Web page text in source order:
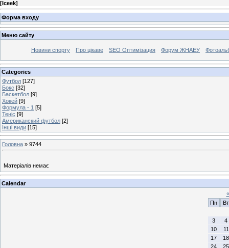
[Iceek]
Форма входу
Меню сайту
Новини спорту Про цікаве SEO Оптимізация Форум ЖНАЕУ
Categories
Футбол [127]
Бокс [32]
Баскетбол [9]
Хокей [9]
Формула - 1 [5]
Теніс [9]
Американский футбол [2]
Інші види [15]
Головна » 9744
Матеріалів немає
Calendar
«
Пн
Вт
3
4
10
11
17
18
24
25